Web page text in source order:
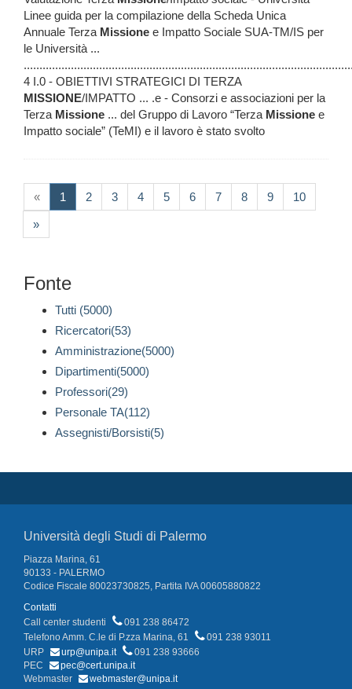
Linee guida per la compilazione della Scheda Unica
Annuale Terza Missione e Impatto Sociale SUA-TM/IS per
le Università ...
4 I.0 - OBIETTIVI STRATEGICI DI TERZA
MISSIONE/IMPATTO ... .e - Consorzi e associazioni per la
Terza Missione ... del Gruppo di Lavoro “Terza Missione e
Impatto sociale” (TeMI) e il lavoro è stato svolto
« 1 (current)
2 3 4 5 6 7 8 9 10
»
Fonte
Tutti (5000)
Ricercatori(53)
Amministrazione(5000)
Dipartimenti(5000)
Professori(29)
Personale TA(112)
Assegnisti/Borsisti(5)
Università degli Studi di Palermo
Piazza Marina, 61
90133 - PALERMO
Codice Fiscale 80023730825, Partita IVA 00605880822
Contatti
Call center studenti
091 238 86472
Telefono Amm. C.le di P.zza Marina, 61
091 238 93011
URP
urp@unipa.it
091 238 93666
PEC
pec@cert.unipa.it
Webmaster
webmaster@unipa.it